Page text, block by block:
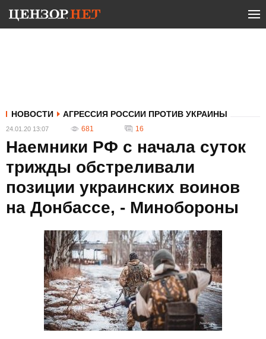
НОВОСТИ АГРЕССИЯ РОССИИ ПРОТИВ УКРАИНЫ
24.01.20 13:07 681 16
Наемники РФ с начала суток
трижды обстреливали
позиции украинских воинов
на Донбассе, - Минобороны